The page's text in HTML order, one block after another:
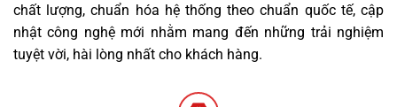
chất lượng, chuẩn hóa hệ thống theo chuẩn quốc tế, cập
nhật công nghệ mới nhằm mang đến những trải nghiệm
tuyệt vời, hài lòng nhất cho khách hàng.